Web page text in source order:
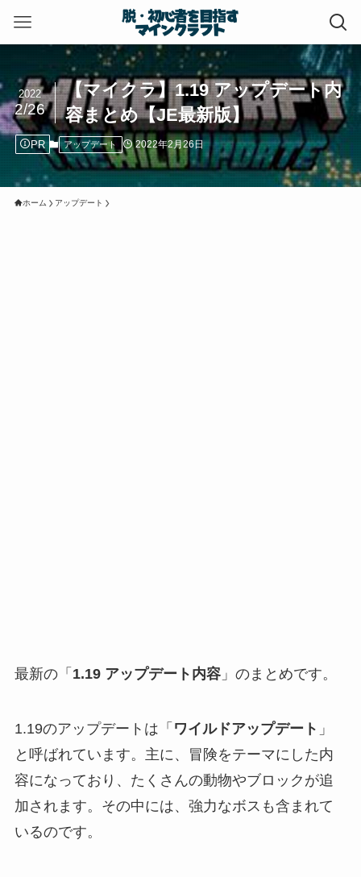
【マイクラ】1.19 アップデート内
容まとめ【JE最新版】
2022
2/26
PR アップデート 2022年2月26日
ホーム アップデート
最新の「 1.19 アップデート内容」のまとめです。
1.19のアップデートは「 ワイルドアップデート 」
と呼ばれています。主に、冒険をテーマにした内
容になっており、たくさんの動物やブロックが追
加されます。その中には、強力なボスも含まれて
いるのです。